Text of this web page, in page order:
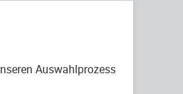
Auswahlprozess